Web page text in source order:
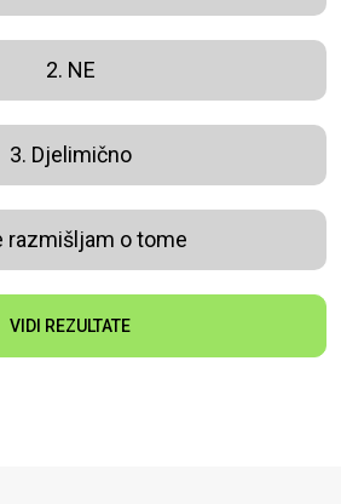
2. NE
3. Djelimično
razmišljam o tome
VIDI REZULTATE